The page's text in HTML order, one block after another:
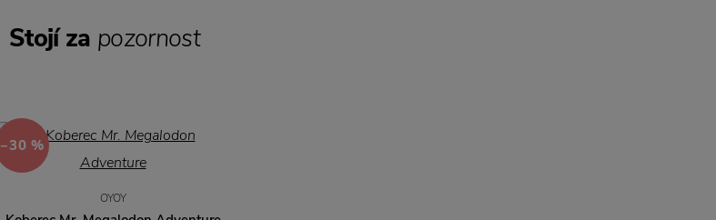
Stojí za pozornost
−30 %
OYOY